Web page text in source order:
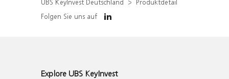
Folgen Sie uns auf
Explore UBS KeyInvest